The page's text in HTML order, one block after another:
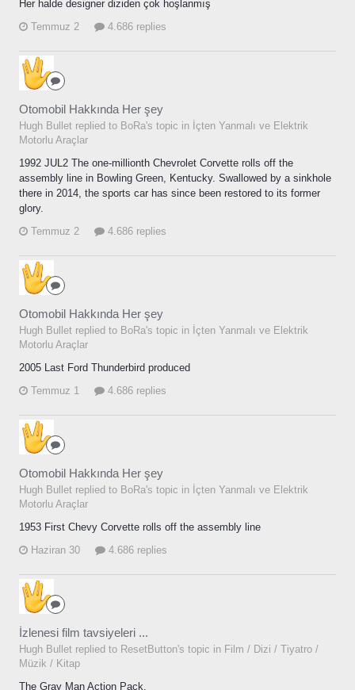
Her halde designer diziden çok hoşlanmış
Temmuz 2
4.686 replies
Otomobil Hakkında Her şey
Hugh Bullet replied to BoRa's topic in İçten Yanmalı ve Elektrik
Motorlu Araçlar
1992 JUL2 The one-millionth Chevrolet Corvette rolls off the
assembly line in Bowling Green, Kentucky. Swallowed by a sinkhole
there in 2014, the sports car has since been restored to its former
glory.
Temmuz 2
4.686 replies
Otomobil Hakkında Her şey
Hugh Bullet replied to BoRa's topic in İçten Yanmalı ve Elektrik
Motorlu Araçlar
2005 Last Ford Thunderbird produced
Temmuz 1
4.686 replies
Otomobil Hakkında Her şey
Hugh Bullet replied to BoRa's topic in İçten Yanmalı ve Elektrik
Motorlu Araçlar
1953 First Chevy Corvette rolls off the assembly line
Haziran 30
4.686 replies
İzlenesi film tavsiyeleri ...
Hugh Bullet replied to ResetButton's topic in Film / Dizi / Tiyatro /
Müzik / Kitap
The Gray Man Action Pack.